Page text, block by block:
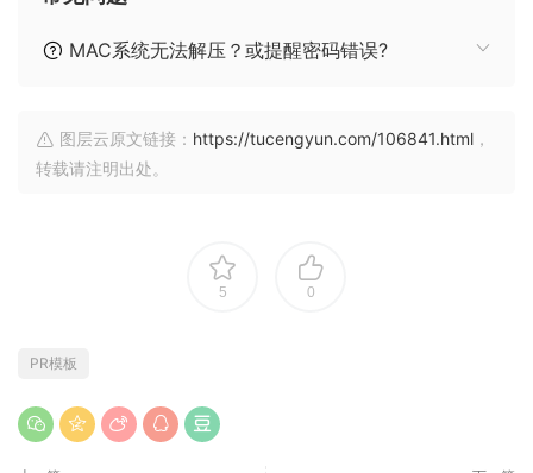
MAC系统无法解压？或提醒密码错误?
图层云原文链接： https://tucengyun.com/106841.html ，
转载请注明出处。
5 0
PR模板